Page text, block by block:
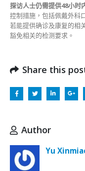
探访人士仍需提供48小时
控制措施，包括佩戴外科
若能提供确诊及康复的相
豁免相关的检测要求。
Share this
Author
Yu